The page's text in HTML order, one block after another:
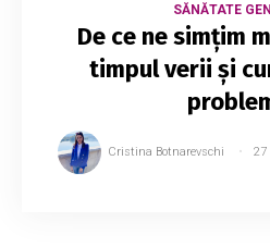
SĂNĂTATE
De ce ne simțim
timpul verii și
Cristina Botnarevschi 27